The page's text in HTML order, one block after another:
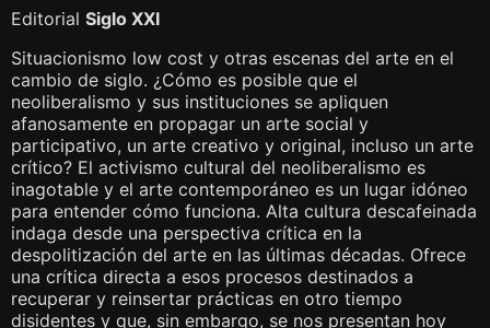
Editorial Siglo XXI
Situacionismo low cost y otras escenas del arte en el
cambio de siglo. ¿Cómo es posible que el
neoliberalismo y sus instituciones se apliquen
afanosamente en propagar un arte social y
participativo, un arte creativo y original, incluso un arte
crítico? El activismo cultural del neoliberalismo es
inagotable y el arte contemporáneo es un lugar idóneo
para entender cómo funciona. Alta cultura descafeinada
indaga desde una perspectiva crítica en la
despolitización del arte en las últimas décadas. Ofrece
una crítica directa a esos procesos destinados a
recuperar y reinsertar prácticas en otro tiempo
disidentes y que, sin embargo, se nos presentan hoy